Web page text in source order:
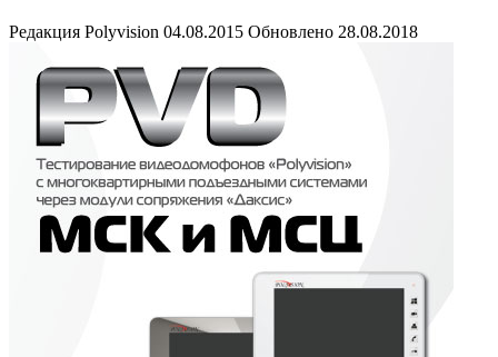
Редакция Polyvision 04.08.2015 Обновлено 28.08.2018